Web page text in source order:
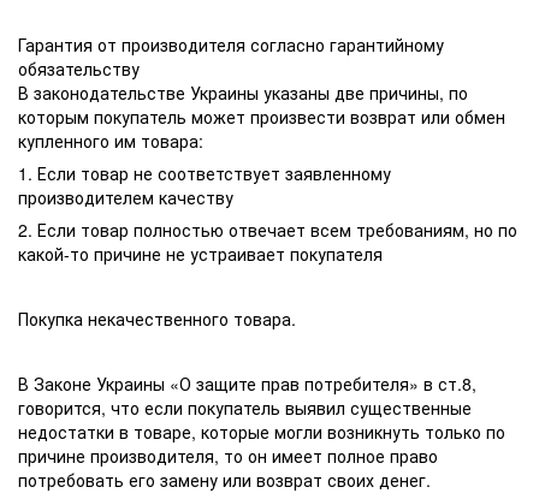
Гарантия от производителя согласно гарантийному
обязательству
В законодательстве Украины указаны две причины, по
которым покупатель может произвести возврат или обмен
купленного им товара:
1. Если товар не соответствует заявленному
производителем качеству
2. Если товар полностью отвечает всем требованиям, но по
какой-то причине не устраивает покупателя
Покупка некачественного товара.
В Законе Украины «О защите прав потребителя» в ст.8,
говорится, что если покупатель выявил существенные
недостатки в товаре, которые могли возникнуть только по
причине производителя, то он имеет полное право
потребовать его замену или возврат своих денег.